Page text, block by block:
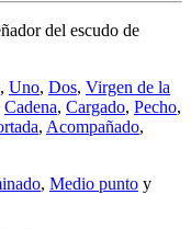
del escudo de
, Uno, Dos, Virgen de la
Cadena, Cargado, Pecho,
, Acompañado,
, Medio punto y